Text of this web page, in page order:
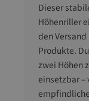
Dieser
Höhenriller
den
Produkte.
zwei Höhen
einsetzbar –